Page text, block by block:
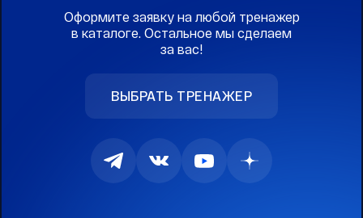
Оформите заявку на любой тренажер
в каталоге. Остальное мы сделаем
за вас!
ВЫБРАТЬ ТРЕНАЖЕР